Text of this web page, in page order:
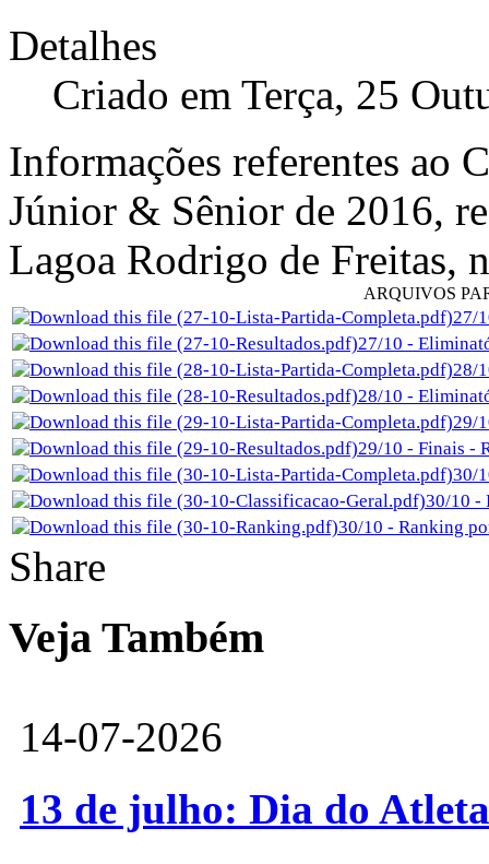
Detalhes
Criado em Terça, 25
Informações referentes ao
Júnior & Sênior de 2016,
Lagoa Rodrigo de Freitas,
ARQUIVOS
27/
27/10 -
28/
28/10 -
29/
29/10 - Finais -
30/
30/10 -
30/10 - Ranking
Share
Veja Também
14-07-2026
13 de julho: Dia do